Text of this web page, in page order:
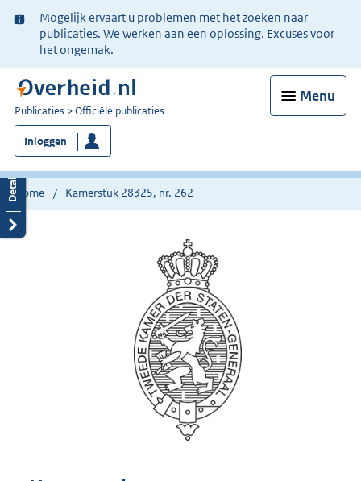
Ter
informatie:
Mogelijk ervaart u problemen met het zoeken naar
publicaties. We werken aan een oplossing. Excuses voor
het ongemak.
Menu
U
bent
nu
hier:
Publicaties Officiële publicaties
Inloggen
Home Kamerstuk 28325, nr. 262